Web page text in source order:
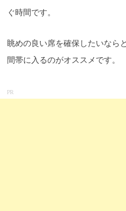
ぐ時間です。
眺めの良い席を確保したいなら
間帯に入るのがオススメです。
PR